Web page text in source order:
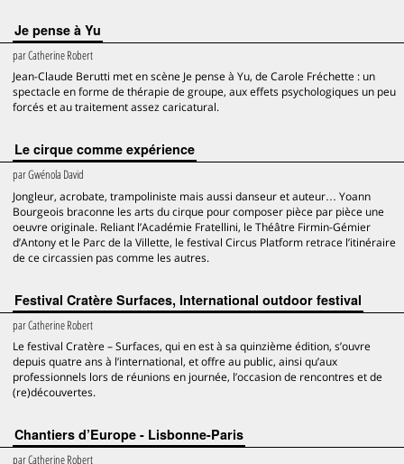
Je pense à Yu
parCatherine Robert
Jean-Claude Berutti met en scène Je pense à Yu, de Carole Fréchette : un
spectacle en forme de thérapie de groupe, aux effets psychologiques un peu
forcés et au traitement assez caricatural.
Le cirque comme expérience
parGwénola David
Jongleur, acrobate, trampoliniste mais aussi danseur et auteur… Yoann
Bourgeois braconne les arts du cirque pour composer pièce par pièce une
oeuvre originale. Reliant l’Académie Fratellini, le Théâtre Firmin-Gémier
d’Antony et le Parc de la Villette, le festival Circus Platform retrace l’itinéraire
de ce circassien pas comme les autres.
Festival Cratère Surfaces, International outdoor festival
parCatherine Robert
Le festival Cratère – Surfaces, qui en est à sa quinzième édition, s’ouvre
depuis quatre ans à l’international, et offre au public, ainsi qu’aux
professionnels lors de réunions en journée, l’occasion de rencontres et de
(re)découvertes.
Chantiers d’Europe - Lisbonne-Paris
parCatherine Robert